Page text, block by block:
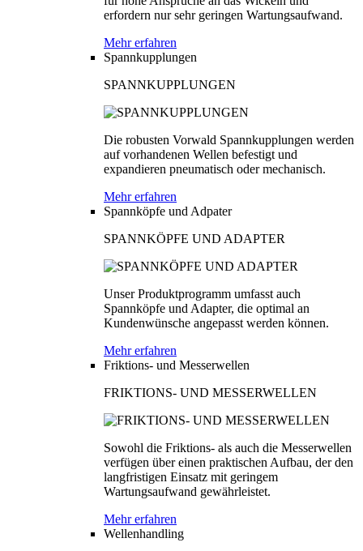
erfordern nur sehr geringen Wartungsaufwand.
Mehr erfahren
Spannkupplungen
SPANNKUPPLUNGEN
Die robusten Vorwald Spannkupplungen werden
auf vorhandenen Wellen befestigt und
expandieren pneumatisch oder mechanisch.
Mehr erfahren
Spannköpfe und Adpater
SPANNKÖPFE UND ADAPTER
Unser Produktprogramm umfasst auch
Spannköpfe und Adapter, die optimal an
Kundenwünsche angepasst werden können.
Mehr erfahren
Friktions- und Messerwellen
FRIKTIONS- UND MESSERWELLEN
Sowohl die Friktions- als auch die Messerwellen
verfügen über einen praktischen Aufbau, der den
langfristigen Einsatz mit geringem
Wartungsaufwand gewährleistet.
Mehr erfahren
Wellenhandling